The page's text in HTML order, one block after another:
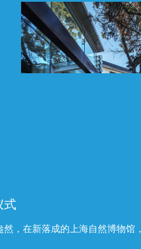
式
，在新落成的上海自然博物